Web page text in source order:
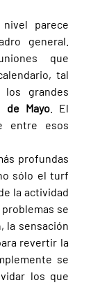
parece
general.
que
tal
grandes
de Mayo. El
entre esos
profundas
sólo el turf
la actividad
se
la sensación
revertir la
se
los que